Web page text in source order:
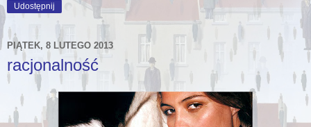
Udostępnij
PIĄTEK, 8 LUTEGO 2013
racjonalność